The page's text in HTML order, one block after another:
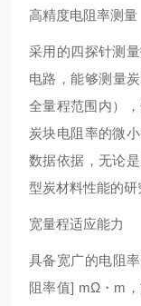
高精度电阻率测量
采用的四探针测
电路，能够测量
全量程范围内）
炭块电阻率的微
数据依据，无论
型炭材料性能的研
宽量程适应能力
具备宽广的电阻
阻率值] mΩ・m